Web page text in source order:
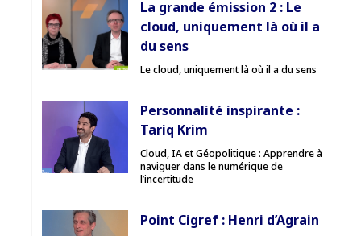
Pas encore abonné ? Découvrir nos offres
→
La grande émission 2 : Le
cloud, uniquement là où il a
du sens
Le cloud, uniquement là où il a du sens
Personnalité inspirante :
Tariq Krim
Cloud, IA et Géopolitique : Apprendre à
naviguer dans le numérique de
l’incertitude
Point Cigref : Henri d’Agrain